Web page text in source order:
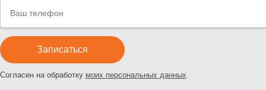
Согласен на обработку моих персональных данных